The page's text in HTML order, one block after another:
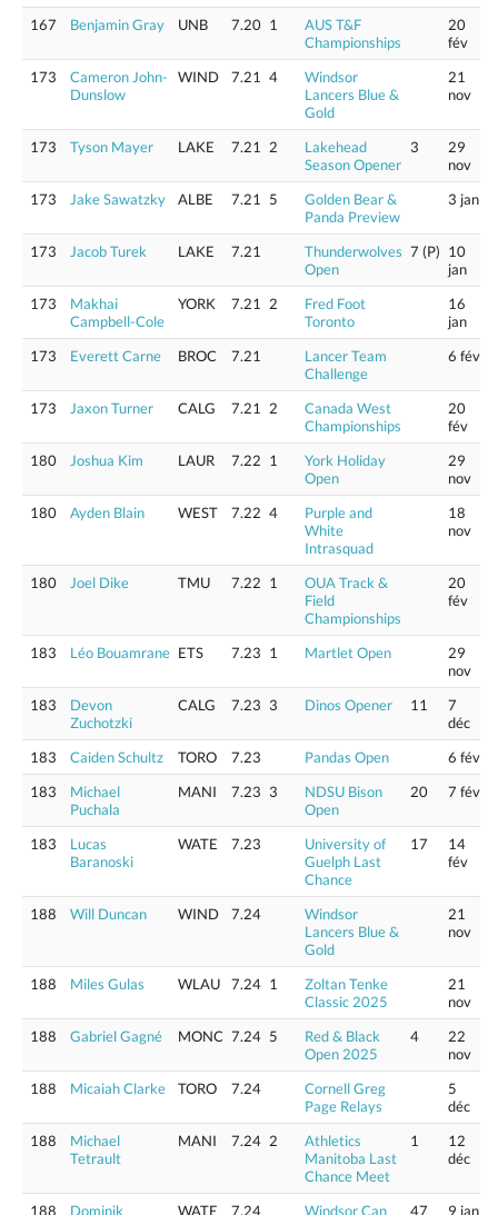
167 Benjamin Gray UNB 7.20 1
AUS T&F
Championships
20
fév
173
Cameron John-
Dunslow
WIND 7.21 4
Windsor
Lancers Blue &
Gold
21
nov
173 Tyson Mayer LAKE 7.21 2
Lakehead
Season Opener
3
29
nov
173
Jake Sawatzky ALBE 7.21 5
Golden Bear &
Panda Preview
3 jan
173 Jacob Turek LAKE 7.21
Thunderwolves
Open
7 (P) 10
jan
173
Makhai
Campbell-Cole
YORK 7.21 2
Fred Foot
Toronto
16
jan
173
Everett Carne BROC 7.21
Lancer Team
Challenge
6 fév
173 Jaxon Turner CALG 7.21 2
Canada West
Championships
20
fév
180
Joshua Kim LAUR 7.22 1
York Holiday
Open
29
nov
180
Ayden Blain WEST 7.22 4
Purple and
White
Intrasquad
18
nov
180 Joel Dike TMU 7.22 1
OUA Track &
Field
Championships
20
fév
183 Léo Bouamrane ETS 7.23 1 Martlet Open
29
nov
183
Devon
Zuchotzki
CALG 7.23 3 Dinos Opener 11
7
déc
183
Caiden Schultz TORO 7.23 Pandas Open
6 fév
183
Michael
Puchala
MANI 7.23 3
NDSU Bison
Open
20 7 fév
183
Lucas
Baranoski
WATE 7.23
University of
Guelph Last
Chance
17
14
fév
188 Will Duncan WIND 7.24
Windsor
Lancers Blue &
Gold
21
nov
188 Miles Gulas WLAU 7.24 1
Zoltan Tenke
Classic 2025
21
nov
188
Gabriel Gagné MONC 7.24 5
Red & Black
Open 2025
4
22
nov
188
Micaiah Clarke TORO 7.24
Cornell Greg
Page Relays
5
déc
188
Michael
Tetrault
MANI 7.24 2
Athletics
Manitoba Last
Chance Meet
1
12
déc
188 Dominik WATE 7.24 Windsor Can 47 9 jan